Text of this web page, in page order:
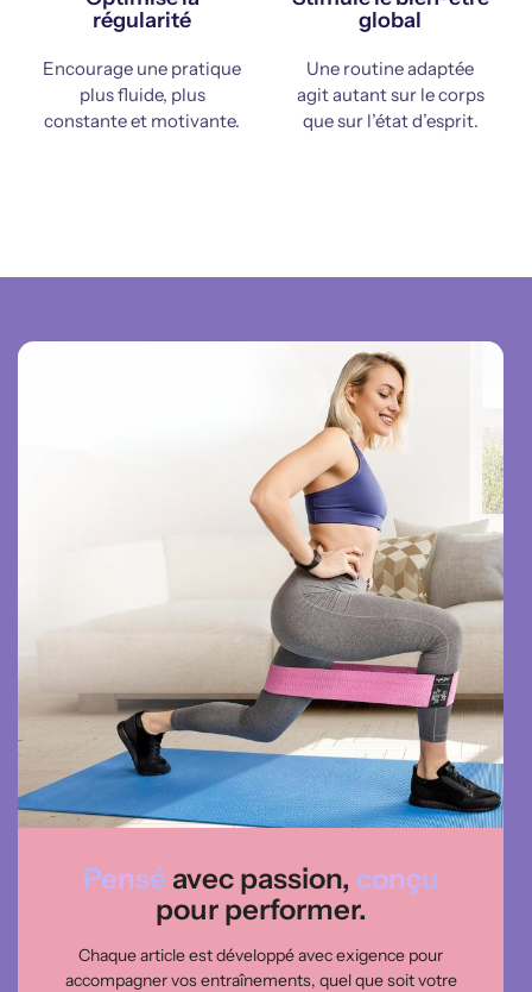
régularité
Encourage une pratique
plus fluide, plus
constante et motivante.
global
Une routine adaptée
agit autant sur le corps
que sur l’état d’esprit.
Pensé avec passion, conçu
pour performer.
Chaque article est développé avec exigence pour
accompagner vos entraînements, quel que soit votre